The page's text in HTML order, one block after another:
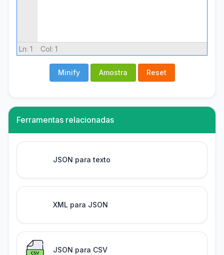
Ln: 1 Col: 1
Minify Amostra Reset
Ferramentas relacionadas
JSON para texto
XML para JSON
JSON para CSV